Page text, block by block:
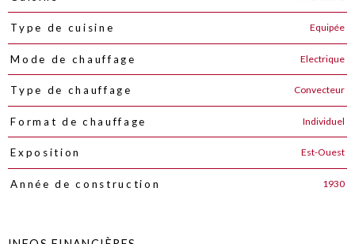
Type de cuisine Equipée
Mode de chauffage Electrique
Type de chauffage Convecteur
Format de chauffage Individuel
Exposition Est-Ouest
Année de construction 1930